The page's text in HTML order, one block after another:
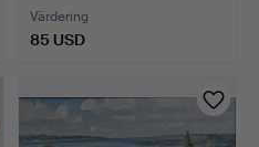
Värdering
85 USD